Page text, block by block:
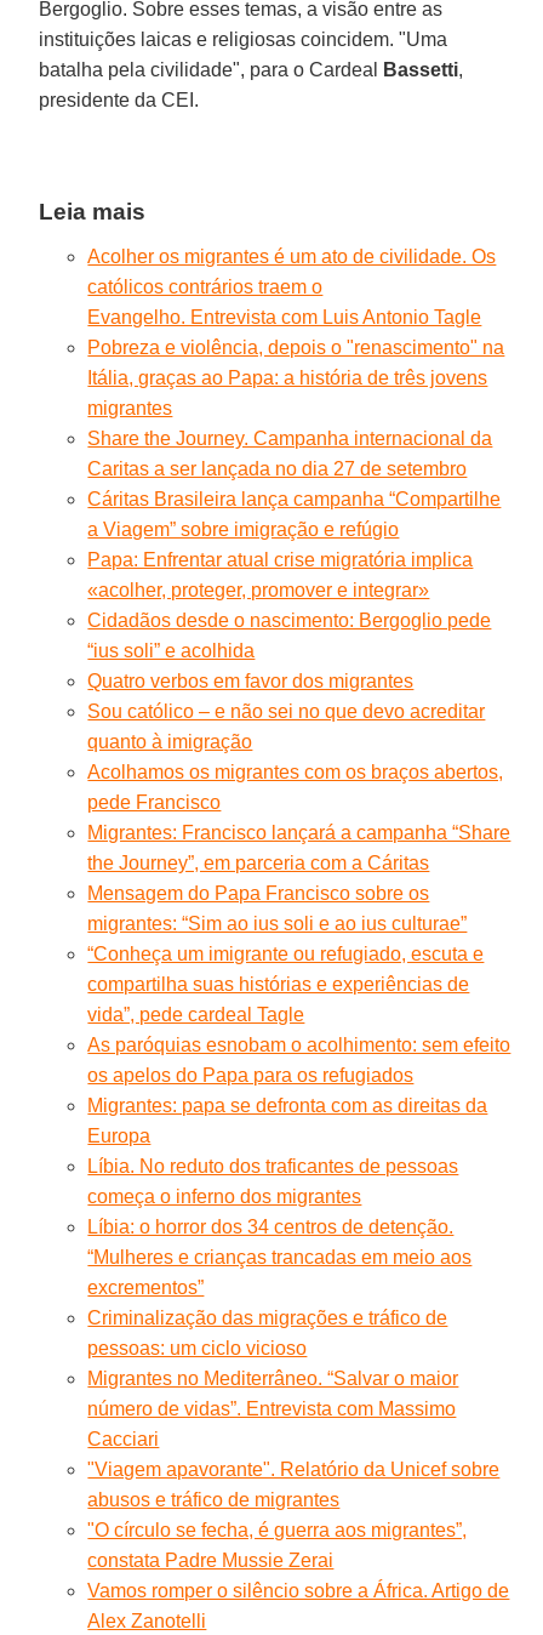
Bergoglio. Sobre esses temas, a visão entre as
instituições laicas e religiosas coincidem. "Uma
batalha pela civilidade", para o Cardeal
Bassetti,
presidente da CEI.
Leia mais
Acolher os migrantes é um ato de civilidade. Os
católicos contrários traem o
Evangelho. Entrevista com Luis Antonio Tagle
Pobreza e violência, depois o "renascimento" na
Itália, graças ao Papa: a história de três jovens
migrantes
Share the Journey. Campanha internacional da
Caritas a ser lançada no dia 27 de setembro
Cáritas Brasileira lança campanha “Compartilhe
a Viagem” sobre imigração e refúgio
Papa: Enfrentar atual crise migratória implica
«acolher, proteger, promover e integrar»
Cidadãos desde o nascimento: Bergoglio pede
“ius soli” e acolhida
Quatro verbos em favor dos migrantes
Sou católico – e não sei no que devo acreditar
quanto à imigração
Acolhamos os migrantes com os braços abertos,
pede Francisco
Migrantes: Francisco lançará a campanha “Share
the Journey”, em parceria com a Cáritas
Mensagem do Papa Francisco sobre os
migrantes: “Sim ao ius soli e ao ius culturae”
“Conheça um imigrante ou refugiado, escuta e
compartilha suas histórias e experiências de
vida”, pede cardeal Tagle
As paróquias esnobam o acolhimento: sem efeito
os apelos do Papa para os refugiados
Migrantes: papa se defronta com as direitas da
Europa
Líbia. No reduto dos traficantes de pessoas
começa o inferno dos migrantes
Líbia: o horror dos 34 centros de detenção.
“Mulheres e crianças trancadas em meio aos
excrementos”
Criminalização das migrações e tráfico de
pessoas: um ciclo vicioso
Migrantes no Mediterrâneo. “Salvar o maior
número de vidas”. Entrevista com Massimo
Cacciari
"Viagem apavorante". Relatório da Unicef sobre
abusos e tráfico de migrantes
"O círculo se fecha, é guerra aos migrantes”,
constata Padre Mussie Zerai
Vamos romper o silêncio sobre a África. Artigo de
Alex Zanotelli